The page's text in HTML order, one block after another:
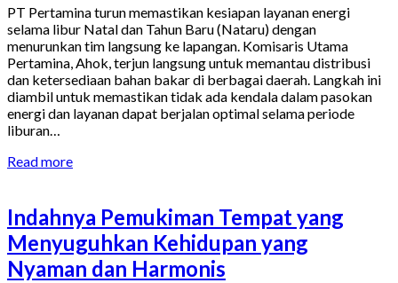
PT Pertamina turun memastikan kesiapan layanan energi
selama libur Natal dan Tahun Baru (Nataru) dengan
menurunkan tim langsung ke lapangan. Komisaris Utama
Pertamina, Ahok, terjun langsung untuk memantau distribusi
dan ketersediaan bahan bakar di berbagai daerah. Langkah ini
diambil untuk memastikan tidak ada kendala dalam pasokan
energi dan layanan dapat berjalan optimal selama periode
liburan…
Read more
Indahnya Pemukiman Tempat yang
Menyuguhkan Kehidupan yang
Nyaman dan Harmonis